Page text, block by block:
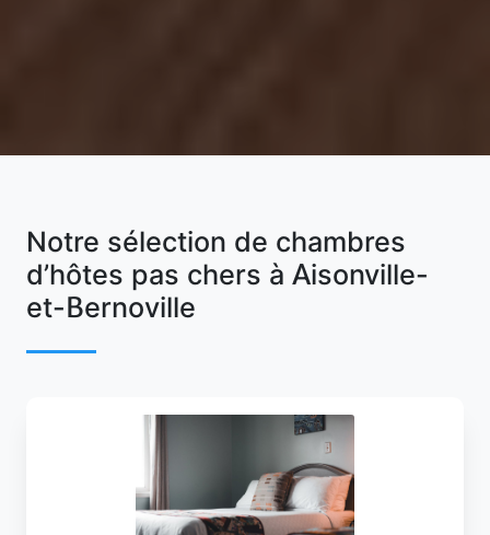
Notre sélection de chambres
d’hôtes pas chers à Aisonville-
et-Bernoville